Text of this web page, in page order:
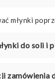
młynki
do soli i
zamówienia